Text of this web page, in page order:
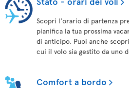
Scopri l'orario di partenza
pianifica la tua prossima
di anticipo. Puoi anche
cui il volo sia gestito da uno
Comfort a bordo